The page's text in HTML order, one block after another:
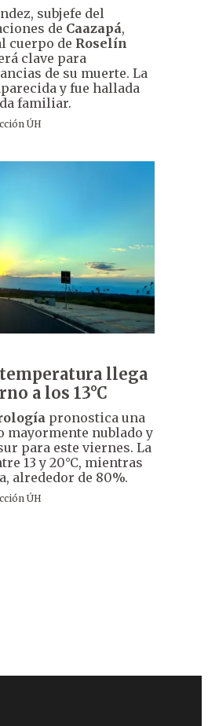
subjefe del
de Caazapá,
cuerpo de Roselín
clave para
de su muerte. La
y fue hallada
familiar.
ÚH
llega
a los 13°C
pronostica una
mayormente nublado y
para este viernes. La
13 y 20°C, mientras
alrededor de 80%.
ÚH